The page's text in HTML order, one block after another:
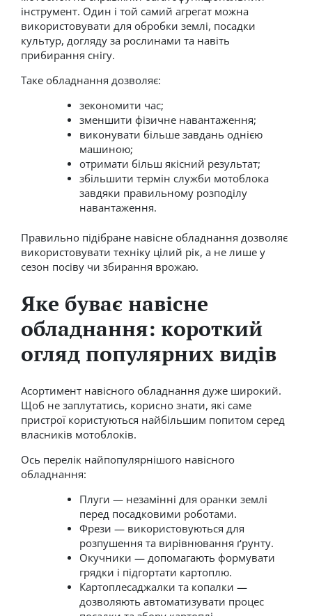
інструмент. Один і той самий агрегат можна
використовувати для обробки землі, посадки
культур, догляду за рослинами та навіть
прибирання снігу.
Таке обладнання дозволяє:
зекономити час;
зменшити фізичне навантаження;
виконувати більше завдань однією
машиною;
отримати більш якісний результат;
збільшити термін служби мотоблока
завдяки правильному розподілу
навантаження.
Правильно підібране навісне обладнання дозволяє
використовувати техніку цілий рік, а не лише у
сезон посіву чи збирання врожаю.
Яке буває навісне
обладнання: короткий
огляд популярних видів
Асортимент навісного обладнання дуже широкий.
Щоб не заплутатись, корисно знати, які саме
пристрої користуються найбільшим попитом серед
власників мотоблоків.
Ось перелік найпопулярнішого навісного
обладнання:
Плуги — незамінні для оранки землі
перед посадковими роботами.
Фрези — використовуються для
розпушення та вирівнювання ґрунту.
Окучники — допомагають формувати
грядки і підгортати картоплю.
Картоплесаджалки та копалки —
дозволяють автоматизувати процес